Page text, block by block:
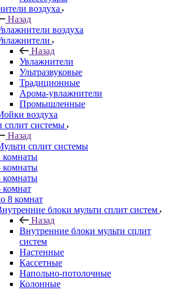
воздуха
Назад
воздуха
Назад
Увлажнители
Ультразвуковые
Традиционные
Арома-увлажнители
Промышленные
воздуха
сплит системы
Назад
сплит системы
комнаты
комнаты
комнаты
комнат
8 комнат
блоки мульти сплит систем
Назад
Внутренние блоки мульти сплит
систем
Настенные
Кассетные
Напольно-потолочные
Колонные